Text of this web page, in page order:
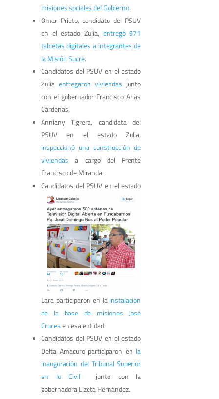
misiones sociales del Gobierno.
Omar Prieto, candidato del PSUV
en el estado Zulia, entregó 971
tabletas digitales a integrantes de
la Misión Sucre.
Candidatos del PSUV en el estado
Zuliaentregaron viviendas junto
con el gobernador Francisco Arias
Cárdenas.
Anniany Tigrera, candidata del
PSUV en el estado Zulia,
inspeccionó una construcción de
viviendas a cargo del Frente
Francisco de Miranda.
Candidatos del PSUV en el estado
Lara participaron en la instalación
de la base de misiones José
Crucesen esa entidad.
Candidatos del PSUV en el estado
Delta Amacuro participaron en la
inauguración del Tribunal Superior
en lo Civil junto con la
gobernadora Lizeta Hernández.